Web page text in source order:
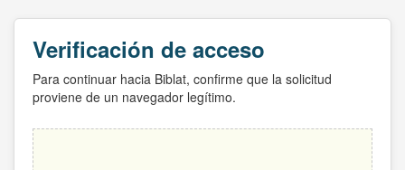
Verificación de acceso
Para continuar hacia Biblat, confirme que la solicitud
proviene de un navegador legítimo.